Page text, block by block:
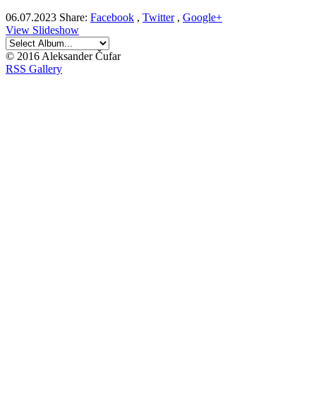
06.07.2023 Share: Facebook , Twitter, Google+
View Slideshow
© 2016 Aleksander Čufar
RSS Gallery